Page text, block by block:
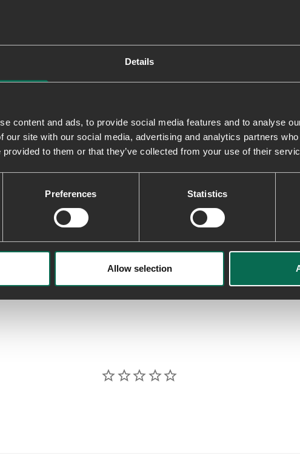
Details
content and ads, to provide social media features and to analyse
our site with our social media, advertising and analytics partners
provided to them or that they’ve collected from your use of their
Preferences Statistics
Allow selection
Bløde og stødabsorberende såler
Kork
Naturlig, FSC-certificeret kork høstet
Lightweight
Fremstillet med EVA-mellemsåler og
letteste modeller vejer kun 255g.
Recycled Materials
Fremstillet med genbrugsgummi og
10% genbrugsgummi, og tekstilerne
Levering & returnering